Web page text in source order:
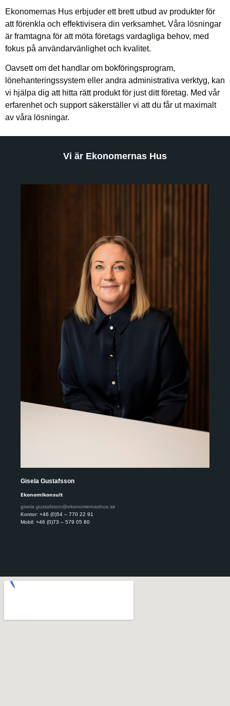
Ekonomernas Hus erbjuder ett brett utbud av produkter för
att förenkla och effektivisera din verksamhet. Våra lösningar
är framtagna för att möta företags vardagliga behov, med
fokus på användarvänlighet och kvalitet.
Oavsett om det handlar om bokföringsprogram,
lönehanteringssystem eller andra administrativa verktyg, kan
vi hjälpa dig att hitta rätt produkt för just ditt företag. Med vår
erfarenhet och support säkerställer vi att du får ut maximalt
av våra lösningar.
Vi är Ekonomernas Hus
Gisela Gustafsson
Ekonomikonsult
gisela.gustafsson@ekonomernashus.se
Kontor: +46 (0)54 – 770 22 91
Mobil: +46 (0)73 – 579 05 80